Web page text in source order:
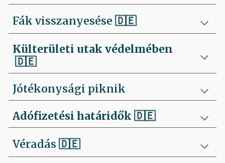
Fák visszanyesése🇩🇪
Külterületi utak védelmében
🇩🇪
Jótékonysági piknik
Adófizetési határidők🇩🇪
Véradás🇩🇪